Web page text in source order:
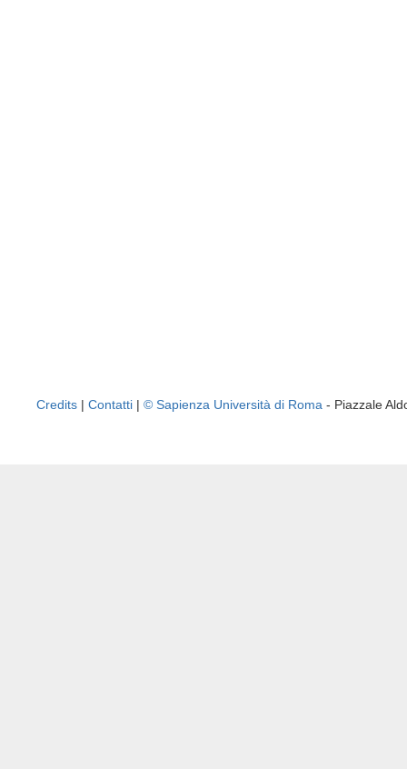
Credits | Contatti | © Sapienza Università di Roma - Piazzale